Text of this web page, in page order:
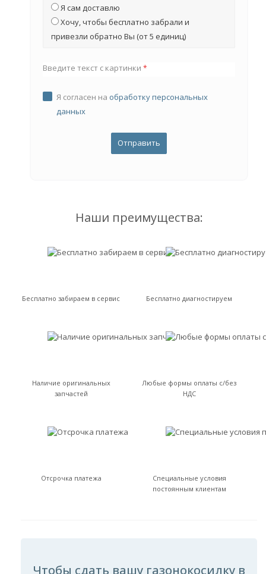
Я сам доставлю
Хочу, чтобы бесплатно забрали и
привезли обратно Вы (от 5 единиц)
Введите текст с картинки *
Я согласен на обработку персональных
данных
Наши преимущества:
Бесплатно забираем в сервис Бесплатно диагностируем
Наличие оригинальных
запчастей
Любые формы оплаты с/без
НДС
Отсрочка платежа
Специальные условия
постоянным клиентам
Чтобы сдать вашу газонокосилку в